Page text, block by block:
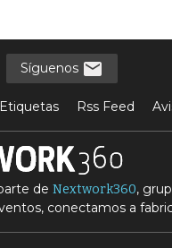
Síguenos
Etiquetas Rss Feed
de Nextwork360,
conectamos a